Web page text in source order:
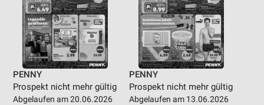
PENNY
Prospekt nicht mehr gültig
Abgelaufen am 20.06.2026
PENNY
Prospekt nicht mehr gültig
Abgelaufen am 13.06.2026